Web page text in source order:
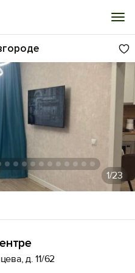
1/23
д. 11/62